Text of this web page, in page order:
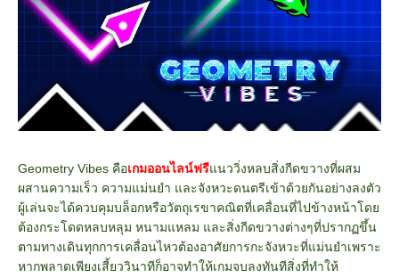
Geometry Vibes คือเกมออนไลน์ฟรีแนววิ่งหลบสิ่งกีดขวางที่ผสม
ผสานความเร็ว ความแม่นยำ และจังหวะดนตรีเข้าด้วยกันอย่างลงตัว
ผู้เล่นจะได้ควบคุมบล็อกหรือวัตถุเรขาคณิตที่เคลื่อนที่ไปข้างหน้าโดย
ต้องกระโดดหลบหลุม หนามแหลม และสิ่งกีดขวางต่างๆที่ปรากฏขึ้น
ตามทางเดินทุกการเคลื่อนไหวต้องอาศัยการกะจังหวะที่แม่นยำเพราะ
หากพลาดเพียงเสี้ยววินาทีก็อาจทำให้เกมจบลงทันทีสิ่งที่ทำให้